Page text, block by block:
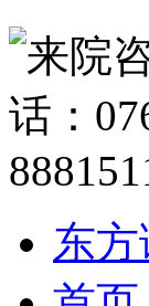
东方